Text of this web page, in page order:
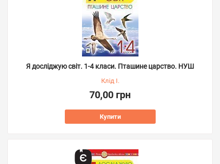
Я досліджую світ. 1-4 класи. Пташине царство. НУШ
Клід І.
70,00 грн
Купити